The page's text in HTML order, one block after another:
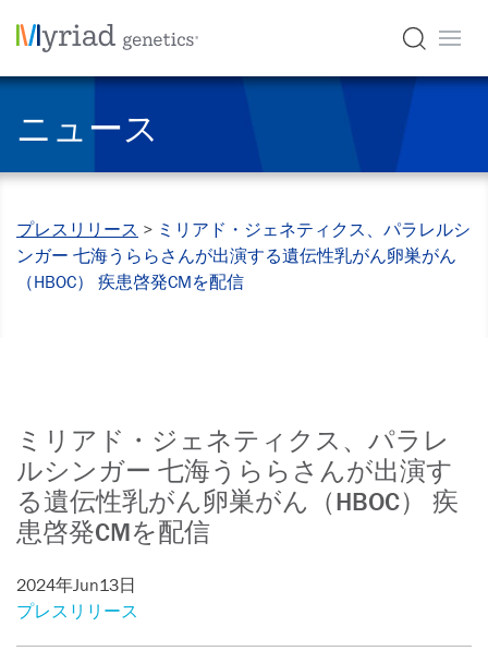
ニュース
プレスリリース > ミリアド・ジェネティクス、パラレルシ
ンガー 七海うららさんが出演する遺伝性乳がん卵巣がん
（HBOC） 疾患啓発CMを配信
ミリアド・ジェネティクス、パラレ
ルシンガー 七海うららさんが出演す
る遺伝性乳がん卵巣がん（HBOC） 疾
患啓発CMを配信
2024年Jun13日
プレスリリース